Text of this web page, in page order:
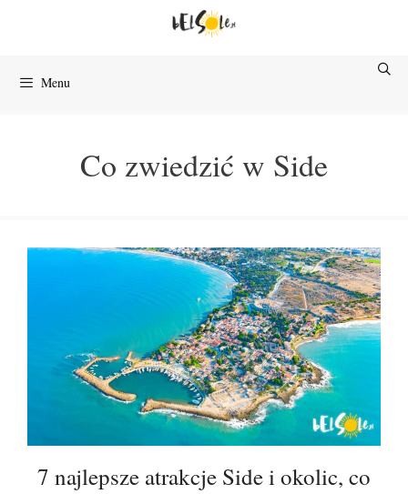
Menu
Co zwiedzić w Side
7 najlepsze atrakcje Side i okolic, co